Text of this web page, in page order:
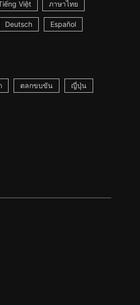
Việt ภาษาไทย
Deutsch Español
ตลกขบขัน ญี่ปุ่น